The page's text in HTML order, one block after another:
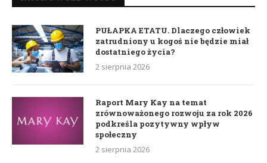
PUŁAPKA ETATU. Dlaczego człowiek
zatrudniony u kogoś nie będzie miał
dostatniego życia?
2 sierpnia 2026
Raport Mary Kay na temat
zrównoważonego rozwoju za rok 2026
podkreśla pozytywny wpływ
społeczny
2 sierpnia 2026